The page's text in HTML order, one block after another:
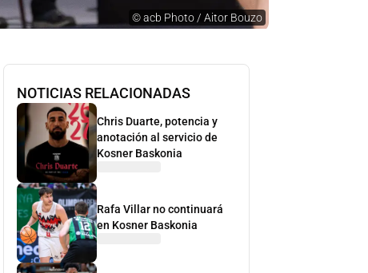
©acb Photo / Aitor Bouzo
NOTICIAS RELACIONADAS
Chris Duarte, potencia y
anotación al servicio de
Kosner Baskonia
Rafa Villar no continuará
en Kosner Baskonia